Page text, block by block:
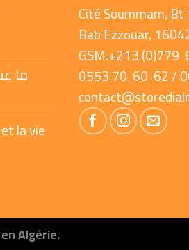
ما
la vie
Cité Soummam,
Bab Ezzouar,
GSM.+213 (0)779
0553 70 60 62 /
Algérie.